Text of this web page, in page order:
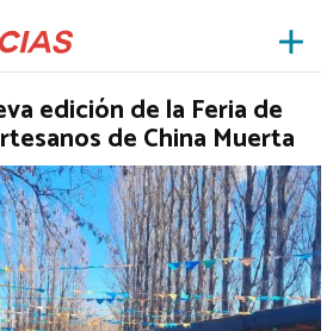
edición de la Feria de
de China Muerta